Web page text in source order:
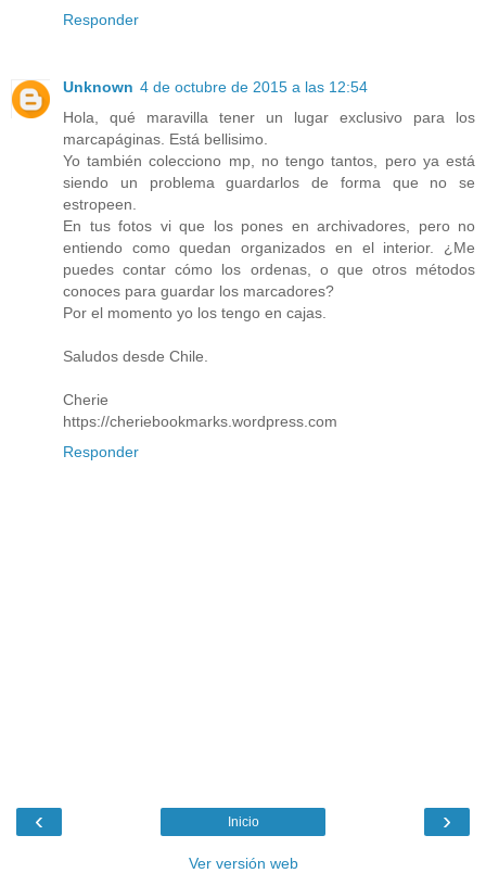
Responder
Unknown 4 de octubre de 2015 a las 12:54
Hola, qué maravilla tener un lugar exclusivo para los
marcapáginas. Está bellisimo.
Yo también colecciono mp, no tengo tantos, pero ya está
siendo un problema guardarlos de forma que no se
estropeen.
En tus fotos vi que los pones en archivadores, pero no
entiendo como quedan organizados en el interior. ¿Me
puedes contar cómo los ordenas, o que otros métodos
conoces para guardar los marcadores?
Por el momento yo los tengo en cajas.
Saludos desde Chile.
Cherie
https://cheriebookmarks.wordpress.com
Responder
‹ ›
Inicio
Ver versión web